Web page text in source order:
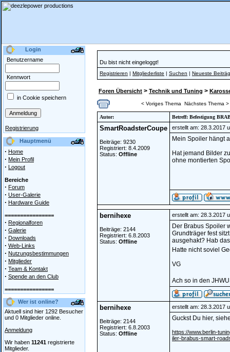
Login
Benutzername
Kennwort
in Cookie speichern
Registrierung
Hauptmenü
· Home
· Mein Profil
· Logout
Bereiche
· Forum
· User-Galerie
· Hardware Guide
================
· Regionalforen
· Galerie
· Downloads
· Web-Links
· Nutzungsbestimmungen
· Mitglieder
· Team & Kontakt
· Spende an den Club
================
Wer ist online?
Aktuell sind hier 1292 Besucher
und 0 Mitglieder online.
Anmeldung
Wir haben 11241 registrierte
Mitglieder.
Du bist nicht eingeloggt!
Registrieren | Mitgliederliste | Suchen | Neueste
Foren Übersicht > Technik und Tuning >
< Voriges Thema Nächstes Thema >
Autor: Betreff: Befestigung
SmartRoadsterCoupe
Beiträge: 9230
Registriert: 8.4.2009
Status: Offline
erstellt am: 28.3.2017
Mein Spoiler hängt
Hat jemand Bilder
ohne montierten
bernihexe
Beiträge: 2144
Registriert: 6.8.2003
Status: Offline
erstellt am: 28.3.2017
Der Brabus Spoiler
Grundträger fest
ausgehakt? Hab
Hatte nicht soviel
VG
Ach so in den
bernihexe
Beiträge: 2144
Registriert: 6.8.2003
Status: Offline
erstellt am: 28.3.2017
Guckst Du hier,
https://www.berlin-
iler-brabus-smart-